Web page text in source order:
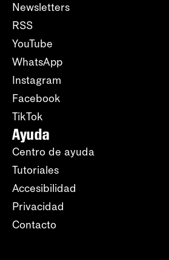
Newsletters
RSS
YouTube
WhatsApp
Instagram
Facebook
TikTok
Ayuda
Centro de ayuda
Tutoriales
Accesibilidad
Privacidad
Contacto